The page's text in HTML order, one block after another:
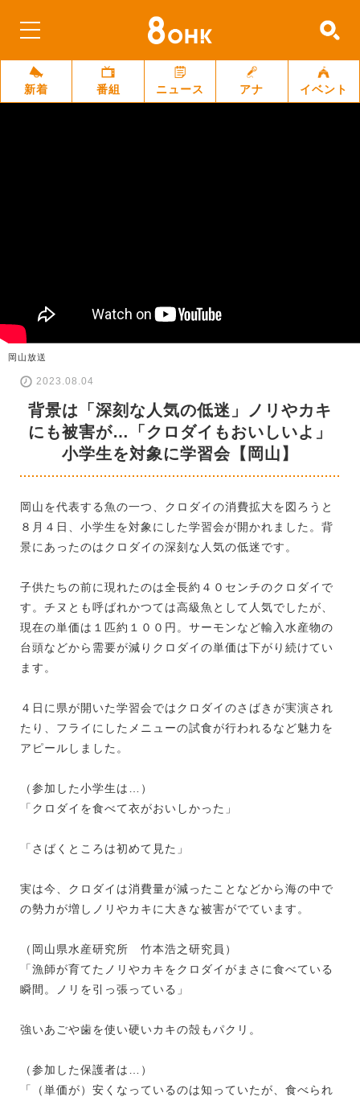
新着 番組 ニュース アナ イベント
岡山放送
2023.08.04
背景は「深刻な人気の低迷」ノリやカキ
にも被害が…「クロダイもおいしいよ」
小学生を対象に学習会【岡山】
岡山を代表する魚の一つ、クロダイの消費拡大を図ろうと
８月４日、小学生を対象にした学習会が開かれました。背
景にあったのはクロダイの深刻な人気の低迷です。
子供たちの前に現れたのは全長約４０センチのクロダイで
す。チヌとも呼ばれかつては高級魚として人気でしたが、
現在の単価は１匹約１００円。サーモンなど輸入水産物の
台頭などから需要が減りクロダイの単価は下がり続けてい
ます。
４日に県が開いた学習会ではクロダイのさばきが実演され
たり、フライにしたメニューの試食が行われるなど魅力を
アピールしました。
（参加した小学生は…）
「クロダイを食べて衣がおいしかった」
「さばくところは初めて見た」
実は今、クロダイは消費量が減ったことなどから海の中で
の勢力が増しノリやカキに大きな被害がでています。
（岡山県水産研究所 竹本浩之研究員）
「漁師が育てたノリやカキをクロダイがまさに食べている
瞬間。ノリを引っ張っている」
強いあごや歯を使い硬いカキの殻もパクリ。
（参加した保護者は…）
「（単価が）安くなっているのは知っていたが、食べられ